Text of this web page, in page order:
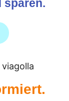
sparen.